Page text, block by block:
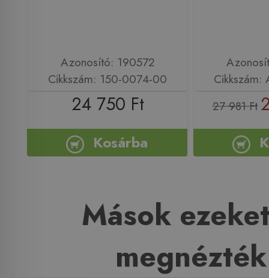
Azonosító: 190572
Cikkszám: 150-0074-00
24 750 Ft
Kosárba
Cikkszám:
27 981 Ft
Mások
megnézték